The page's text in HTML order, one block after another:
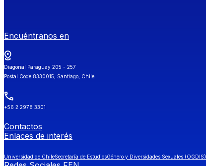
Encuéntranos en
Diagonal Paraguay 205 - 257
Postal Code 8330015, Santiago, Chile
+56 2 2978 3301
Contactos
Enlaces de interés
Universidad de ChileSecretaría de EstudiosGénero y Diversidades Sexuales (OGDIS)